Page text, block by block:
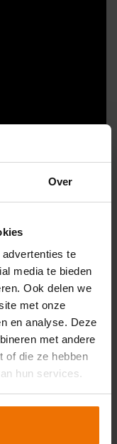
Over
te
media te bieden
Ook delen we
met onze
en analyse. Deze
met andere
of die ze hebben
hun services.
2: Start